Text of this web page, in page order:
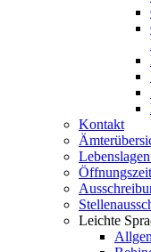
Kontakt
Leichte